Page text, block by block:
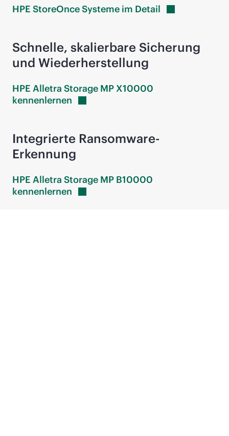
HPE StoreOnce Systeme im Detail
Schnelle, skalierbare Sicherung
und Wiederherstellung
HPE Alletra Storage MP X10000
kennenlernen
Integrierte Ransomware-
Erkennung
HPE Alletra Storage MP B10000
kennenlernen